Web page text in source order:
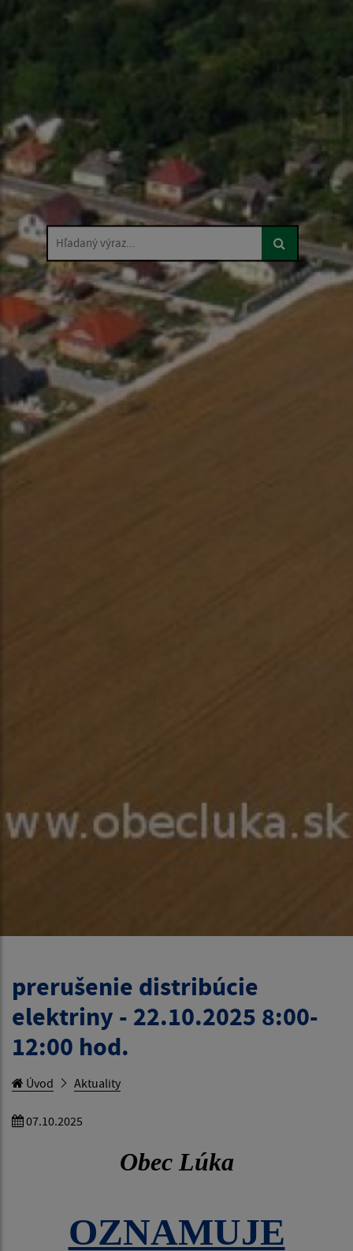
Hľadaný výraz...
prerušenie distribúcie
elektriny - 22.10.2025 8:00-
12:00 hod.
Úvod Aktuality
07.10.2025
Obec Lúka
OZNAMUJE